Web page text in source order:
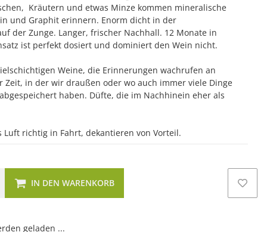
Kräutern und etwas Minze kommen mineralische
und Graphit erinnern. Enorm dicht in der
der Zunge. Langer, frischer Nachhall. 12 Monate in
ist perfekt dosiert und dominiert den Wein nicht.
Weine, die Erinnerungen wachrufen an
Zeit, in der wir draußen oder wo auch immer viele Dinge
haben. Düfte, die im Nachhinein eher als
Luft richtig in Fahrt, dekantieren von Vorteil.
IN DEN WARENKORB
geladen ...